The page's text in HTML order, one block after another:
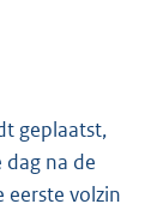
geplaatst,
na de
volzin